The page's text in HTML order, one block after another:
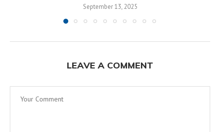
September 13, 2025
LEAVE A COMMENT